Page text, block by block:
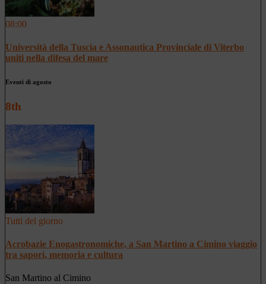
08:00
Università della Tuscia e Assonautica Provinciale di Viterbo
uniti nella difesa del mare
Eventi di agosto
8th
Tutti del giorno
Acrobazie Enogastronomiche, a San Martino a Cimino viaggio
tra sapori, memoria e cultura
San Martino al Cimino